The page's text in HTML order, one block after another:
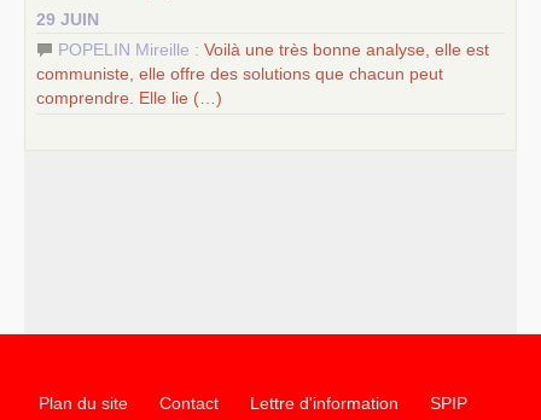
29 JUIN
POPELIN Mireille : Voilà une très bonne analyse, elle est
communiste, elle offre des solutions que chacun peut
comprendre. Elle lie (…)
Plan du site Contact Lettre d'information SPIP